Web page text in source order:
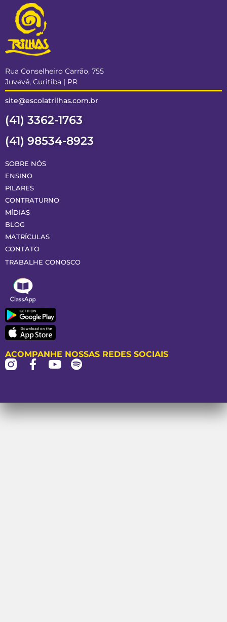
Rua Conselheiro Carrão, 755
Juvevê, Curitiba | PR
site@escolatrilhas.com.br
(41) 3362-1763
(41) 98534-8923
SOBRE NÓS
ENSINO
PILARES
CONTRATURNO
MÍDIAS
BLOG
MATRÍCULAS
CONTATO
TRABALHE CONOSCO
ACOMPANHE NOSSAS REDES SOCIAIS